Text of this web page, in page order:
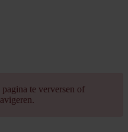
te verversen of